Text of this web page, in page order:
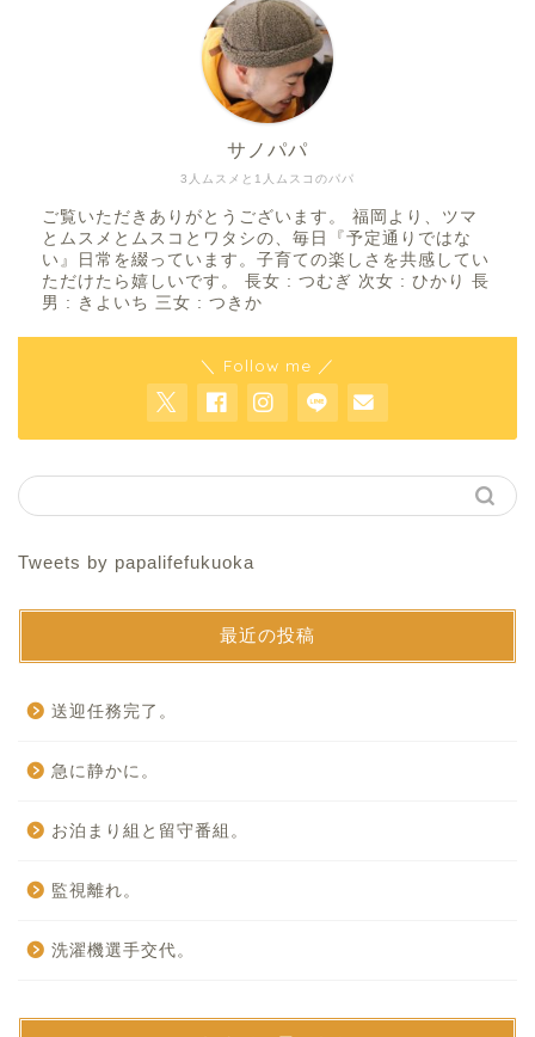
3人ムスメと1人ムスコのパパ
サノパパ
ご覧いただきありがとうございます。 福岡より、ツマ
とムスメとムスコとワタシの、毎日『予定通りではな
い』日常を綴っています。子育ての楽しさを共感してい
ただけたら嬉しいです。 長女 : つむぎ 次女 : ひかり 長
男 : きよいち 三女 : つきか
＼ Follow me ／
Tweets by papalifefukuoka
最近の投稿
送迎任務完了。
急に静かに。
お泊まり組と留守番組。
監視離れ。
洗濯機選手交代。